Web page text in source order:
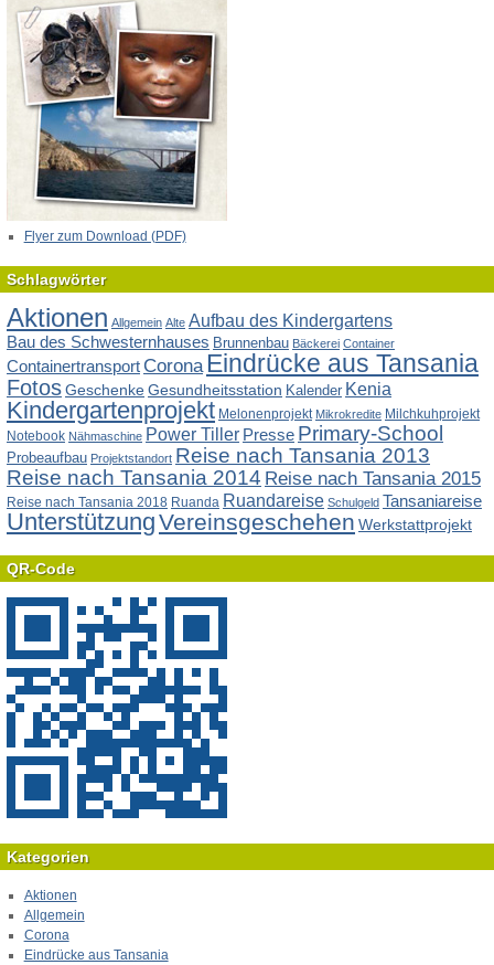
Flyer zum Download (PDF)
Schlagwörter
Aktionen Allgemein Alte Aufbau des Kindergartens
Bau des Schwesternhauses Brunnenbau Bäckerei Container
Containertransport Corona Eindrücke aus Tansania
FotosGeschenkeGesundheitsstation Kalender Kenia
Kindergartenprojekt Melonenprojekt Mikrokredite Milchkuhprojekt
Notebook Nähmaschine Power Tiller Presse Primary-School
Probeaufbau Projektstandort Reise nach Tansania 2013
Reise nach Tansania 2014 Reise nach Tansania 2015
Reise nach Tansania 2018 Ruanda Ruandareise Schulgeld Tansaniareise
UnterstützungVereinsgeschehen Werkstattprojekt
QR-Code
Kategorien
Aktionen
Allgemein
Corona
Eindrücke aus Tansania